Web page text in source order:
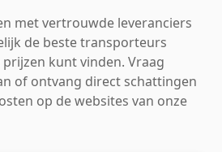
met vertrouwde leveranciers
de beste transporteurs
kunt vinden. Vraag
of ontvang direct schattingen
op de websites van onze